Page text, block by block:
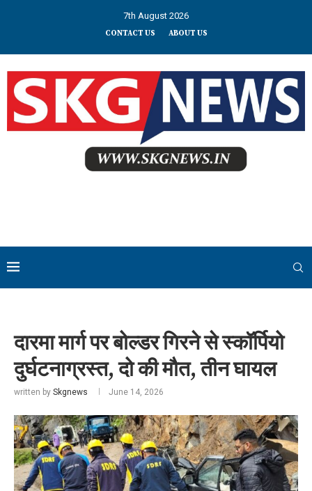
7th August 2026
CONTACT US ABOUT US
दारमा मार्ग पर बोल्डर गिरने से स्कॉर्पियो
दुर्घटनाग्रस्त, दो की मौत, तीन घायल
written by Skgnews June 14, 2026